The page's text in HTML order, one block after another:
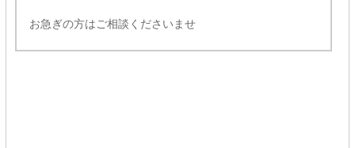
お急ぎの方はご相談くださいませ